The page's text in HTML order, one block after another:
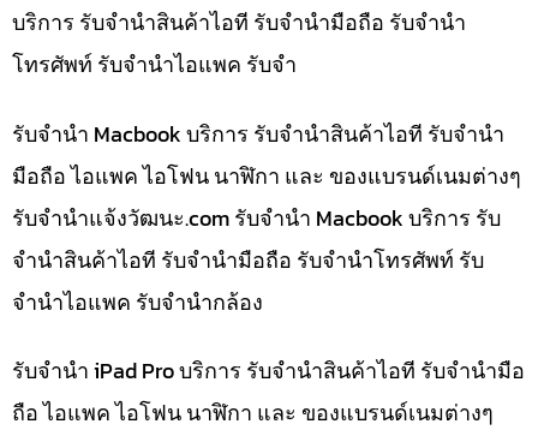
บริการ รับจำนำสินค้าไอที รับจำนำมือถือ รับจำนำ
โทรศัพท์ รับจำนำไอแพค รับจำ
รับจำนำ Macbook บริการ รับจำนำสินค้าไอที รับจำนำ
มือถือ ไอแพค ไอโฟน นาฬิกา และ ของแบรนด์เนมต่างๆ
รับจํานําแจ้งวัฒนะ.com รับจำนำ Macbook บริการ รับ
จำนำสินค้าไอที รับจำนำมือถือ รับจำนำโทรศัพท์ รับ
จำนำไอแพค รับจำนำกล้อง
รับจำนำ iPad Pro บริการ รับจำนำสินค้าไอที รับจำนำมือ
ถือ ไอแพค ไอโฟน นาฬิกา และ ของแบรนด์เนมต่างๆ